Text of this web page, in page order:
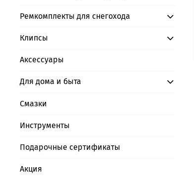
Ремкомплекты для снегохода
Клипсы
Аксессуары
Для дома и быта
Смазки
Инструменты
Подарочные сертификаты
Акция